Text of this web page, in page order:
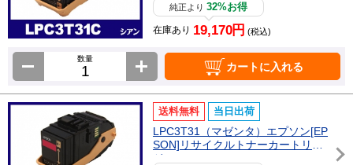
純正より32%お得
在庫あり 19,170円 (税込)
数量
カートに入れる
送料無料 当日出荷
LPC3T31（マゼンタ）エプソン[EP
SON]リサイクルトナーカートリッ
ジ